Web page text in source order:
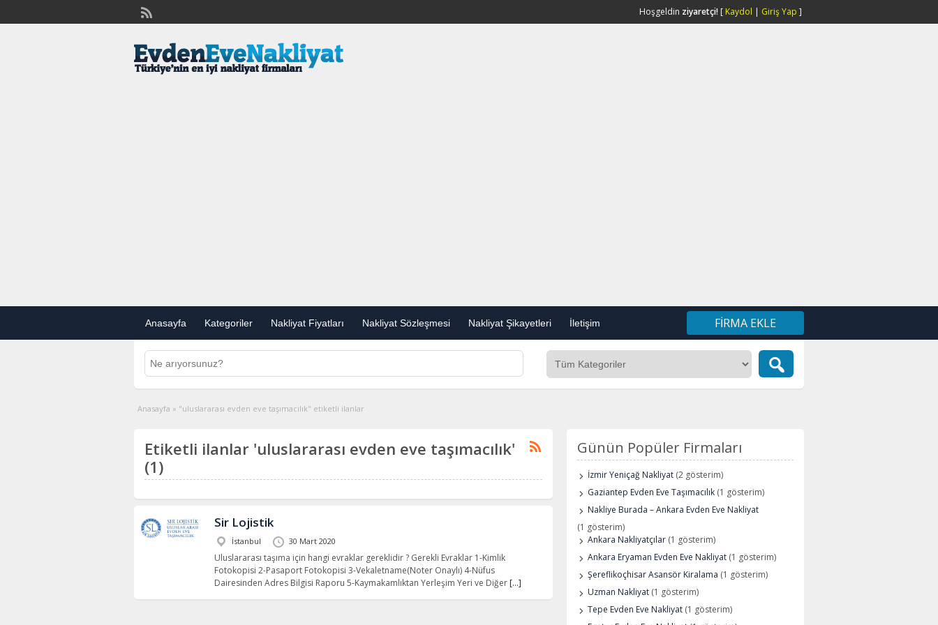
Hoşgeldin ziyaretçi! [ Kaydol | Giriş Yap ]
Anasayfa Kategoriler Nakliyat Fiyatları Nakliyat Sözleşmesi Nakliyat Şikayetleri İletişim FIRMA EKLE
Anasayfa » "uluslararası evden eve taşımacılık" etiketli ilanlar
Etiketli ilanlar 'uluslararası evden eve taşımacılık'
(1)
Sir Lojistik
İstanbul 30 Mart 2020
Uluslararası taşıma için hangi evraklar gereklidir ? Gerekli Evraklar 1-Kimlik
Fotokopisi 2-Pasaport Fotokopisi 3-Vekaletname(Noter Onaylı) 4-Nüfus
Dairesinden Adres Bilgisi Raporu 5-Kaymakamlıktan Yerleşim Yeri ve Diğer […]
Günün Popüler Firmaları
İzmir Yeniçağ Nakliyat (2 gösterim)
Gaziantep Evden Eve Taşımacılık (1 gösterim)
Nakliye Burada – Ankara Evden Eve Nakliyat
(1 gösterim)
Ankara Nakliyatçılar (1 gösterim)
Ankara Eryaman Evden Eve Nakliyat (1 gösterim)
Şereflikoçhisar Asansör Kiralama (1 gösterim)
Uzman Nakliyat (1 gösterim)
Tepe Evden Eve Nakliyat (1 gösterim)